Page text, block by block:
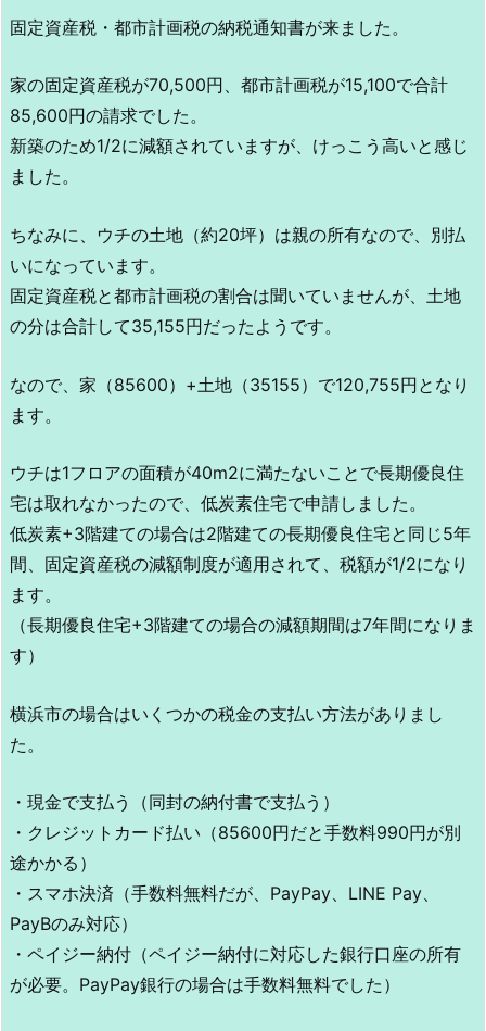
固定資産税・都市計画税の納税通知書が来ました。
家の固定資産税が70,500円、都市計画税が15,100で合計
85,600円の請求でした。
新築のため1/2に減額されていますが、けっこう高いと感じ
ました。
ちなみに、ウチの土地（約20坪）は親の所有なので、別払
いになっています。
固定資産税と都市計画税の割合は聞いていませんが、土地
の分は合計して35,155円だったようです。
なので、家（85600）+土地（35155）で120,755円となり
ます。
ウチは1フロアの面積が40m2に満たないことで長期優良住
宅は取れなかったので、低炭素住宅で申請しました。
低炭素+3階建ての場合は2階建ての長期優良住宅と同じ5年
間、固定資産税の減額制度が適用されて、税額が1/2になり
ます。
（長期優良住宅+3階建ての場合の減額期間は7年間になりま
す）
横浜市の場合はいくつかの税金の支払い方法がありまし
た。
・現金で支払う（同封の納付書で支払う）
・クレジットカード払い（85600円だと手数料990円が別
途かかる）
・スマホ決済（手数料無料だが、PayPay、LINE Pay、
PayBのみ対応）
・ペイジー納付（ペイジー納付に対応した銀行口座の所有
が必要。PayPay銀行の場合は手数料無料でした）